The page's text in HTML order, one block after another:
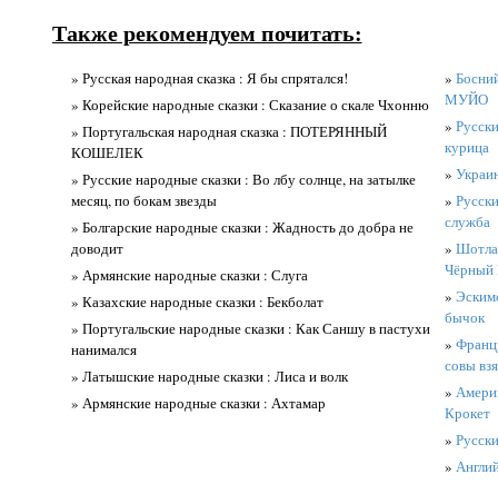
Также рекомендуем почитать:
» Русская народная сказка : Я бы спрятался!
» Корейские народные сказки : Сказание о скале Чхонню
» Португальская народная сказка : ПОТЕРЯННЫЙ
КОШЕЛЕК
» Русские народные сказки : Во лбу солнце, на затылке
месяц, по бокам звезды
» Болгарские народные сказки : Жадность до добра не
доводит
» Армянские народные сказки : Слуга
» Казахские народные сказки : Бекболат
» Португальские народные сказки : Как Саншу в пастухи
нанимался
» Латышские народные сказки : Лиса и волк
» Армянские народные сказки : Ахтамар
»
МУЙО
»
курица
»
»
служба
»
Чёрный
»
бычок
»
совы
»
Крокет
»
»